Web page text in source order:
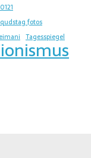
qudstag fotos
Tagesspiegel